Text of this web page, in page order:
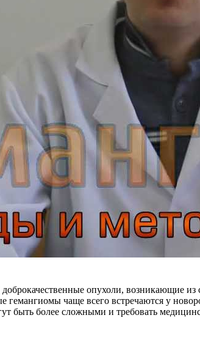
опухоли, возникающие
чаще всего встречаются у
быть более сложными и требовать